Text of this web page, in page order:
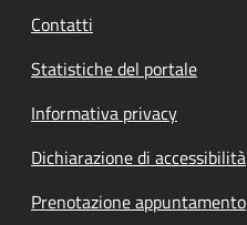
Contatti
Statistiche del portale
Informativa privacy
Dichiarazione di accessibilità
Prenotazione appuntamento